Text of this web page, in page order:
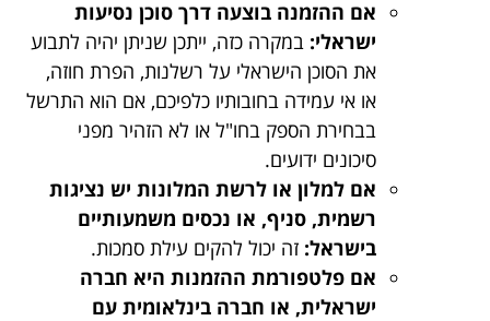
אם ההזמנה בוצעה דרך סוכן נסיעות
ישראלי: במקרה כזה, ייתכן שניתן יהיה לתבוע
את הסוכן הישראלי על רשלנות, הפרת חוזה,
או אי עמידה בחובותיו כלפיכם, אם הוא התרשל
בבחירת הספק בחו"ל או לא הזהיר מפני
סיכונים ידועים.
אם למלון או לרשת המלונות יש נציגות
רשמית, סניף, או נכסים משמעותיים
בישראל: זה יכול להקים עילת סמכות.
אם פלטפורמת ההזמנות היא חברה
ישראלית, או חברה בינלאומית עם